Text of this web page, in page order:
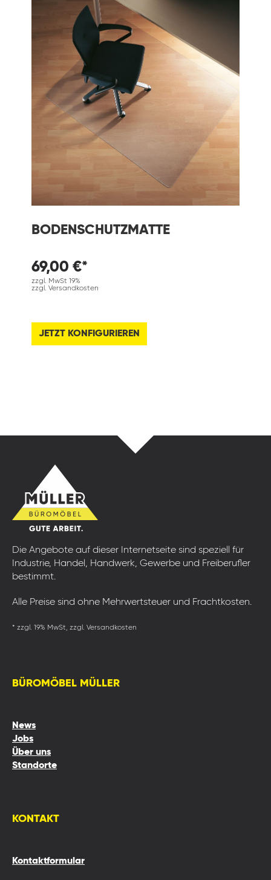
BODENSCHUTZMATTE
69,00 €*
zzgl. MwSt 19%
zzgl. Versandkosten
JETZT KONFIGURIEREN
Die Angebote auf dieser Internetseite sind speziell für
Industrie, Handel, Handwerk, Gewerbe und Freiberufler
bestimmt.
Alle Preise sind ohne Mehrwertsteuer und Frachtkosten.
* zzgl. 19% MwSt, zzgl. Versandkosten
BÜROMÖBEL MÜLLER
News
Jobs
Über uns
Standorte
KONTAKT
Kontaktformular